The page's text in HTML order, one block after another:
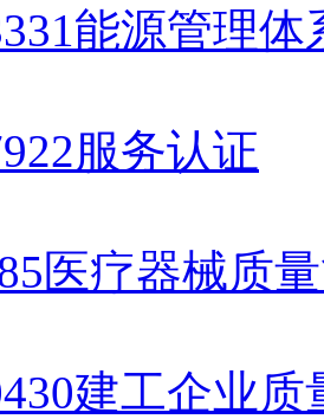
能源管理体
服务认证
医疗器械质
建工企业